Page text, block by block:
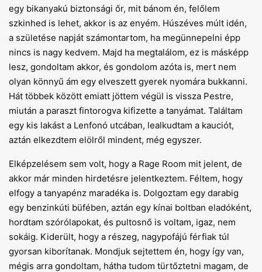
egy bikanyakú biztonsági őr, mit bánom én, felőlem
szkinhed is lehet, akkor is az enyém. Húszéves múlt idén,
a születése napját számontartom, ha megünnepelni épp
nincs is nagy kedvem. Majd ha megtalálom, ez is másképp
lesz, gondoltam akkor, és gondolom azóta is, mert nem
olyan könnyű ám egy elveszett gyerek nyomára bukkanni.
Hát többek között emiatt jöttem végül is vissza Pestre,
miután a paraszt fintorogva kifizette a tanyámat. Találtam
egy kis lakást a Lenfonó utcában, lealkudtam a kauciót,
aztán elkezdtem elölről mindent, még egyszer.
Elképzelésem sem volt, hogy a Rage Room mit jelent, de
akkor már minden hirdetésre jelentkeztem. Féltem, hogy
elfogy a tanyapénz maradéka is. Dolgoztam egy darabig
egy benzinkúti büfében, aztán egy kínai boltban eladóként,
hordtam szórólapokat, és pultosnő is voltam, igaz, nem
sokáig. Kiderült, hogy a részeg, nagypofájú férfiak túl
gyorsan kiborítanak. Mondjuk sejtettem én, hogy így van,
mégis arra gondoltam, hátha tudom türtőztetni magam, de